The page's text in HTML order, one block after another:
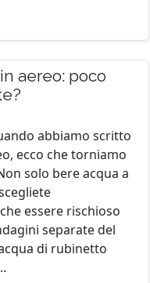
aereo: poco
abbiamo scritto
ecco che torniamo
solo bere acqua a
essere rischioso
separate del
di rubinetto